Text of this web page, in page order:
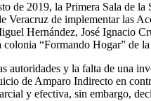
de 2019, la Primera Sala de
Veracruz de implementar las
Hernández, José Ignacio
“Formando Hogar” de
autoridades y la falta de una
de Amparo Indirecto en
y efectiva, sin embargo,